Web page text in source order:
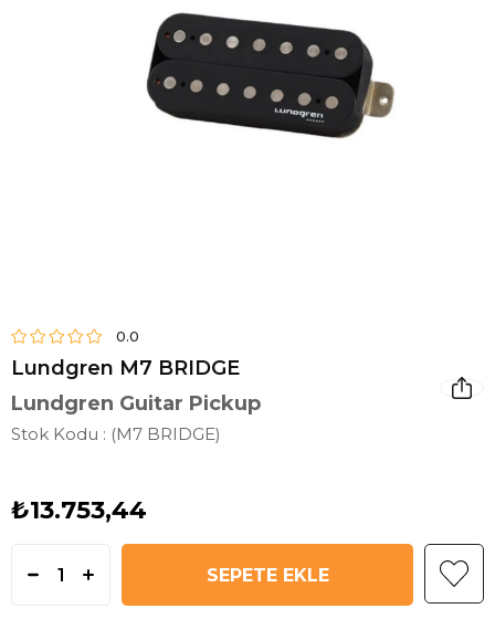
0.0
Lundgren M7 BRIDGE
Lundgren Guitar Pickup
Stok Kodu (M7 BRIDGE)
₺13.753,44